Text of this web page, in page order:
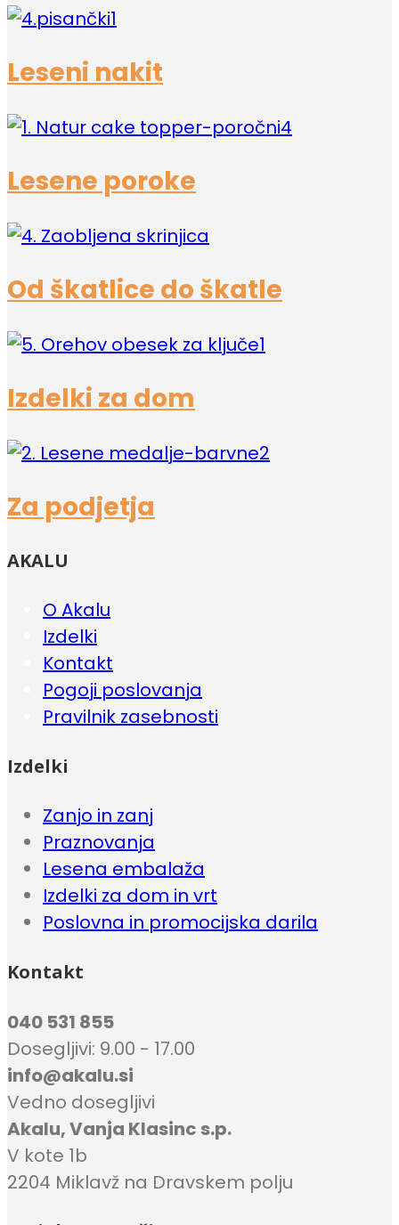
Leseni nakit
Lesene poroke
Od škatlice do škatle
Izdelki za dom
Za podjetja
AKALU
O Akalu
Izdelki
Kontakt
Pogoji poslovanja
Pravilnik zasebnosti
Izdelki
Zanjo in zanj
Praznovanja
Lesena embalaža
Izdelki za dom in vrt
Poslovna in promocijska darila
Kontakt
040 531 855
Dosegljivi: 9.00 - 17.00
info@akalu.si
Vedno dosegljivi
Akalu, Vanja Klasinc s.p.
V kote 1b
2204 Miklavž na Dravskem polju